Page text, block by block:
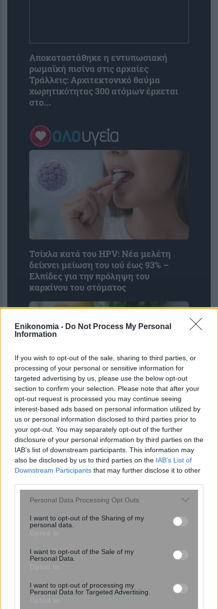
Enikonomia - Do Not Process My Personal
Information
If you wish to opt-out of the sale, sharing to third parties, or
processing of your personal or sensitive information for
targeted advertising by us, please use the below opt-out
section to confirm your selection. Please note that after your
opt-out request is processed you may continue seeing
interest-based ads based on personal information utilized by
us or personal information disclosed to third parties prior to
your opt-out. You may separately opt-out of the further
disclosure of your personal information by third parties on the
IAB’s list of downstream participants. This information may
also be disclosed by us to third parties on the IAB’s List of
Downstream Participants that may further disclose it to other
Please note that this website/app uses one or more Google
not limited to your visit or usage behaviour. You may click to
grant or deny consent to Google and its third-party tags to
consent section.
Personal Data Processing Opt Outs
I want to opt-out of the Sharing of my
personal data.
I want to opt-out of the Sale of my
Personal Data.
I want to opt-out of processing my
Personal Data for Targeted Advertising.
Αποκαταστάθηκε η εντυπωσιακή
ρωμαϊκή πισίνα στις αρχαίες
Τράλλεις: Αρχιτεκτονικό θαύμα
χωρητικότητας 300 ατόμων έρχεται
στο...
Τσίχλα κατά του HPV: Νέα μελέτη
δείχνει μείωση του ιού έως 93% –
Ελπίδες για την πρόληψη του
καρκίνου του στόματος
Η πατατοσαλάτα θα γίνει απίστευτα
νόστιμη αν προσθέσετε 1 απρόσμενο
υλικό – Συνήθως το πετάμε
του npm: Παραβιάστηκε το δημοφιλές